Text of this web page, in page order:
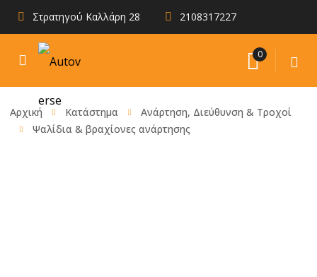
Στρατηγού Καλλάρη 28 2108317227
0
Αρχική Κατάστημα
Ανάρτηση, Διεύθυνση & Τροχοί
Ψαλίδια & βραχίονες ανάρτησης